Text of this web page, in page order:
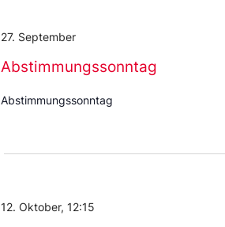
Abstimmungssonntag
27. September
Abstimmungssonntag
12. Oktober, 12:15